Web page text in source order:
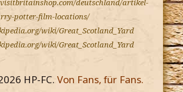
deutschland/artikel-
potter-film-locations/
wiki/Great_Scotland_Yard
wiki/Great_Scotland_Yard
HP-FC.Von Fans, für Fans.